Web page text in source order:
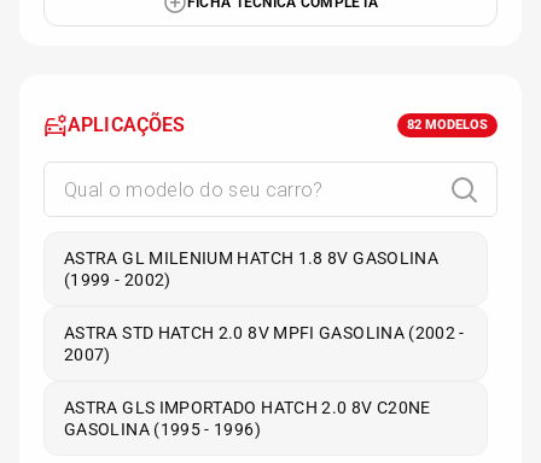
APLICAÇÕES 82 MODELOS
ASTRA GL MILENIUM HATCH 1.8 8V GASOLINA
(1999 - 2002)
ASTRA STD HATCH 2.0 8V MPFI GASOLINA (2002 -
2007)
ASTRA GLS IMPORTADO HATCH 2.0 8V C20NE
GASOLINA (1995 - 1996)